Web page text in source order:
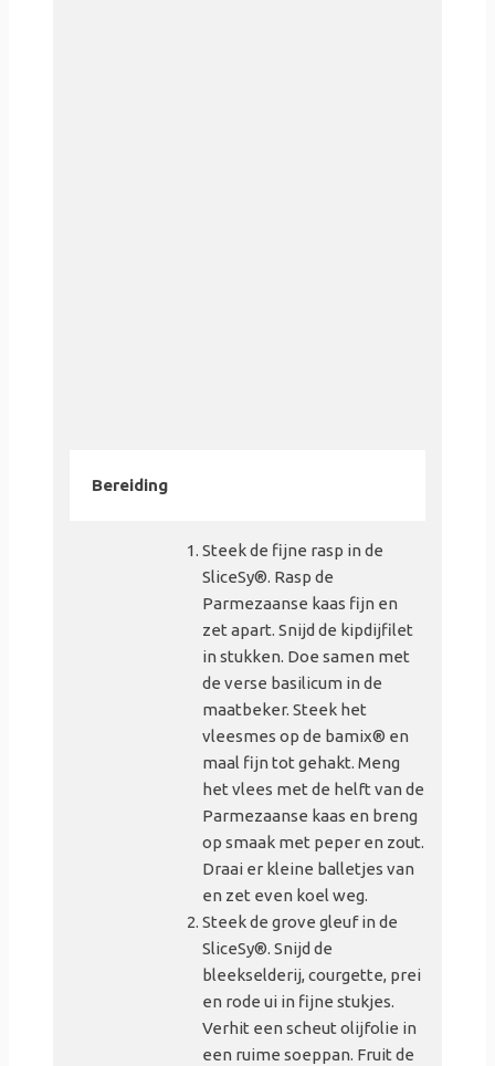
Bereiding
Steek de fijne rasp in de
SliceSy®. Rasp de
Parmezaanse kaas fijn en
zet apart. Snijd de kipdijfilet
in stukken. Doe samen met
de verse basilicum in de
maatbeker. Steek het
vleesmes op de bamix® en
maal fijn tot gehakt. Meng
het vlees met de helft van de
Parmezaanse kaas en breng
op smaak met peper en zout.
Draai er kleine balletjes van
en zet even koel weg.
Steek de grove gleuf in de
SliceSy®. Snijd de
bleekselderij, courgette, prei
en rode ui in fijne stukjes.
Verhit een scheut olijfolie in
een ruime soeppan. Fruit de